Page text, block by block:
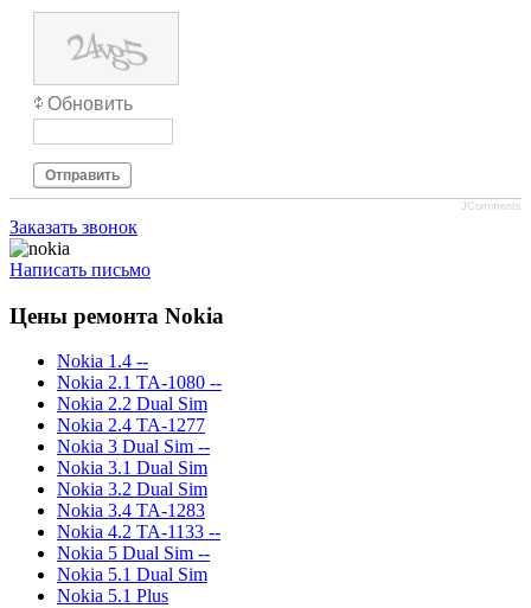
Обновить
Отправить
JComments
Заказать звонок
Написать письмо
Цены ремонта Nokia
Nokia 1.4 --
Nokia 2.1 TA-1080 --
Nokia 2.2 Dual Sim
Nokia 2.4 TA-1277
Nokia 3 Dual Sim --
Nokia 3.1 Dual Sim
Nokia 3.2 Dual Sim
Nokia 3.4 TA-1283
Nokia 4.2 TA-1133 --
Nokia 5 Dual Sim --
Nokia 5.1 Dual Sim
Nokia 5.1 Plus